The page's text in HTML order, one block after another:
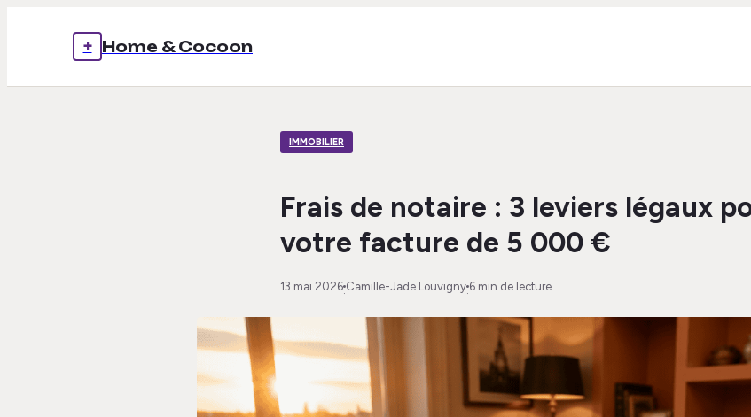
+ Home & Cocoon
IMMOBILIER
Frais de notaire : 3 leviers légaux
votre facture de 5 000 €
13 mai 2026
·
Camille-Jade Louvigny
·
6 min de lecture